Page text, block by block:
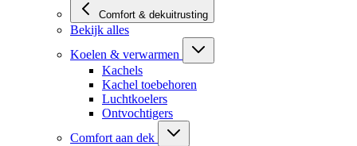
Comfort & dekuitrusting
Bekijk alles
Koelen & verwarmen
Kachels
Kachel toebehoren
Luchtkoelers
Ontvochtigers
Comfort aan dek